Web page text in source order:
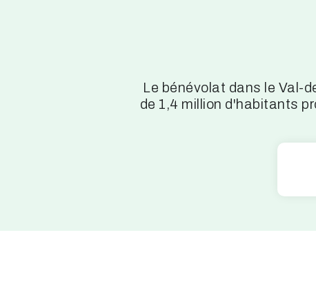
Le bénévolat dans le Val-
de 1,4 million d'habitants